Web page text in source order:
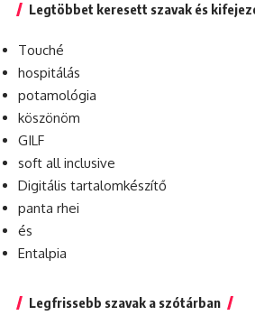
Legtöbbet keresett szavak és
Touché
hospitálás
potamológia
köszönöm
GILF
soft all inclusive
Digitális tartalomkészítő
panta rhei
és
Entalpia
Legfrissebb szavak a szótárban